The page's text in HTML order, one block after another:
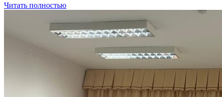
Читать полностью